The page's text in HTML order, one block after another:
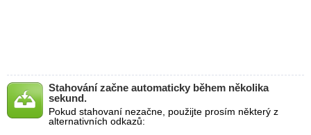
Stahování začne automaticky během několika
sekund.
Pokud stahovaní nezačne, použijte prosím některý z
alternativních odkazů: